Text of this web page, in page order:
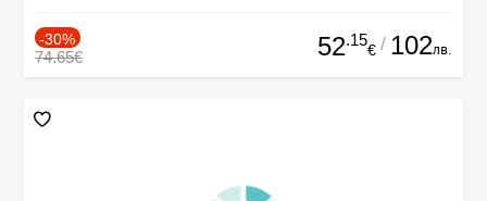
-30%
74.65€ 52.15
€ / 102лв.